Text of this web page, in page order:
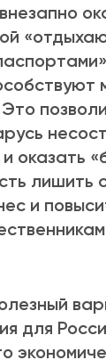
оказать
лишить
и
для